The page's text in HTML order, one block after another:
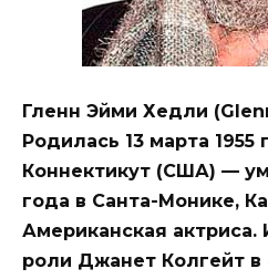
Гленн Эйми Хедли
Родилась 13 марта
Коннектикут (США) —
года в Санта-Монике,
Американская
роли Джанет Колгейт